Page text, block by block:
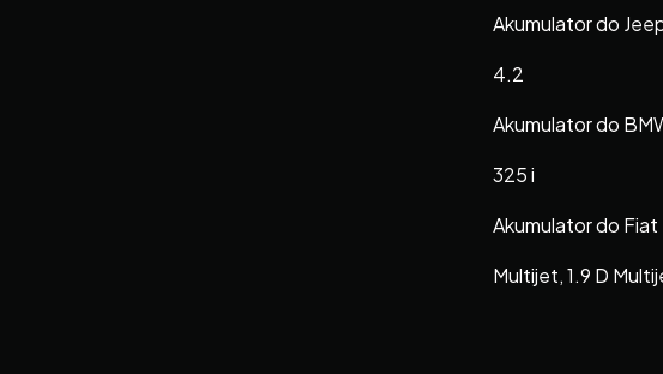
Akumulator do
4.2
Akumulator do
325 i
Akumulator do Fiat
Multijet, 1.9 D